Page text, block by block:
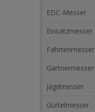
EDC-Messer
Einsatzmesser
Fahrtenmesser
Gärtnermesser
Jagdmesser
Gürtelmesser